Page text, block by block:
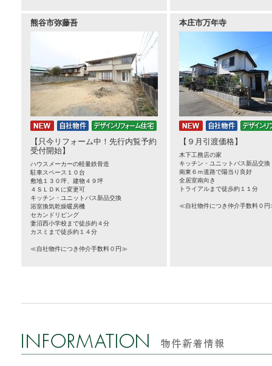
熊谷市弥藤吾
【只今リフォーム中！先行内覧予約
受付開始】
ハウスメーカーの軽量鉄骨造
駐車スペース１０台
敷地１３０坪、建物４９坪
４ＳＬＤＫに変更可
キッチン・ユニットバス新品交換
浴室換気乾燥暖房機
セカンドリビング
妻沼西小学校まで徒歩約４分
カスミまで徒歩約１４分
≪自社物件につき仲介手数料０円≫
本庄市万年寺
【９月引渡価格】
木下工務店の家
キッチン・ユニットバス新品交換
南東６ｍ道路で陽当り良好
全居室南向き
トライアルまで徒歩約１１分
≪自社物件につき仲介手数料０